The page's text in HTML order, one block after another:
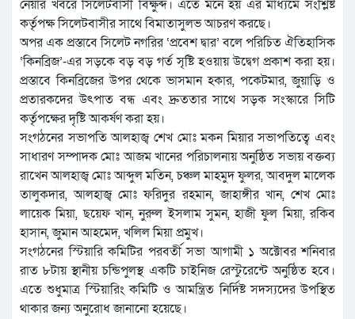
নেয়ার খবরে সিলেটবাসী বিক্ষুব্দ। এতে মনে হয় এর মাধ্যমে সংশ্লিষ্ট
কর্তৃপক্ষ সিলেটবাসীর সাথে বিমাতাসুলভ আচরণ করছে।
অপর এক প্রস্তাবে সিলেট নগরির ‘প্রবেশ দ্বার’ বলে পরিচিত ঐতিহাসিক
‘কিনব্রিজ’-এর সড়কে বড় বড় গর্ত সৃষ্টি হওয়ায় উদ্বেগ প্রকাশ করা হয়।
প্রস্তাবে কিনব্রিজের উপর থেকে ভাসমান হকার, পকেটমার, জুয়াড়ি ও
প্রতারকদের উৎপাত বন্ধ এবং দ্রুততার সাথে সড়ক সংস্কারে সিটি
কর্তৃপক্ষের দৃষ্টি আকর্ষণ করা হয়।
সংগঠনের সভাপতি আলহাজ্ব শেখ মোঃ মকন মিয়ার সভাপতিত্বে এবং
সাধারণ সম্পাদক মোঃ আজম খানের পরিচালনায় অনুষ্ঠিত সভায় বক্তব্য
রাখেন আলহাজ্ব মোঃ আব্দুল মতিন, চঞ্চল মাহমুদ ফুলর, আবদুল মালেক
তালুকদার, আলহাজ্ব মোঃ ফরিদুর রহমান, জাহাঙ্গীর খান, শেখ মোঃ
লায়েক মিয়া, ছয়েফ খান, নুরুল ইসলাম সুমন, হাজী ফুল মিয়া, রকিব
হাসান, জুমান আহমেদ, খলিল মিয়া প্রমুখ।
সংগঠনের স্টিয়ারি কমিটির পরবর্তী সভা আগামী ১ অক্টোবর শনিবার
রাত ৮টায় স্থানীয় চন্ডিপুলস্থ একটি চাইনিজ রেস্টুরেন্টে অনুষ্ঠিত হবে।
এতে শুধুমাত্র স্টিয়ারিং কমিটি ও আমন্ত্রিত নির্দিষ্ট সদস্যদের উপস্থিত
থাকার জন্য অনুরোধ জানানো হয়েছে।